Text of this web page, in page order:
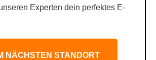
Experten dein perfektes E-
NÄCHSTEN STANDORT